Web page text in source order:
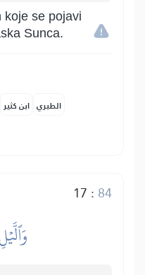
koje se pojavi
Sunca.
ابن كثير الطبري
17 : 84